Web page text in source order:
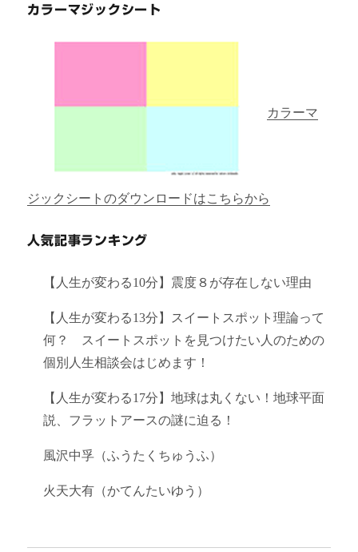
カラーマジックシート
カラーマ
ジックシートのダウンロードはこちらから
人気記事ランキング
【人生が変わる10分】震度８が存在しない理由
【人生が変わる13分】スイートスポット理論って
何？ スイートスポットを見つけたい人のための
個別人生相談会はじめます！
【人生が変わる17分】地球は丸くない！地球平面
説、フラットアースの謎に迫る！
風沢中孚（ふうたくちゅうふ）
火天大有（かてんたいゆう）